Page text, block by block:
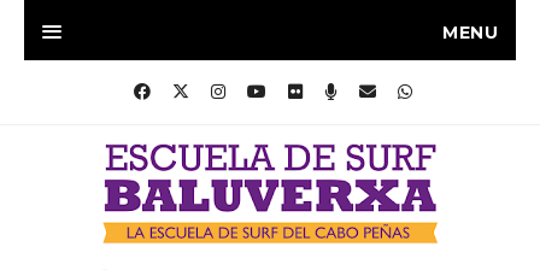
MENU